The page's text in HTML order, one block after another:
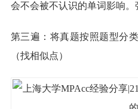
会不会被不认识的单词影响。
第三遍：将真题按照题型分
（找相似点）